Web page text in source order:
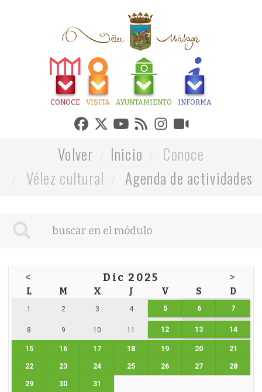
CONOCE VISITA AYUNTAMIENTO INFORMA
Volver Inicio
Conoce
Vélez cultural
Agenda de actividades
< Dic 2025 >
L M X J V S D
1 2 3 4 5 6 7
8 9 10 11 12 13 14
15 16 17 18 19 20 21
22 23 24 25 26 27 28
29 30 31